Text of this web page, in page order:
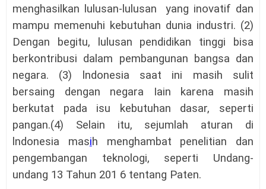
menghasilkan lulusan-lulusan yang inovatif dan
mampu memenuhi kebutuhan dunia industri. (2)
Dengan begitu, lulusan pendidikan tinggi bisa
berkontribusi dalam pembangunan bangsa dan
negara. (3) lndonesia saat ini masih sulit
bersaing dengan negara Iain karena masih
berkutat pada isu kebutuhan dasar, seperti
pangan.(4) Selain itu, sejumlah aturan di
lndonesia masih menghambat penelitian dan
pengembangan teknologi, seperti Undang-
undang 13 Tahun 201 6 tentang Paten.